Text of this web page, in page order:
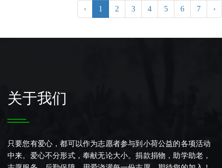
‹ 1 2 3 4 5 6 7 ›
关于我们
只要您有爱心，都可以作为志愿者参与到小荷公益的各项活动
中来。爱心不分形式，奉献无论大小。捐款捐物，助学助老，